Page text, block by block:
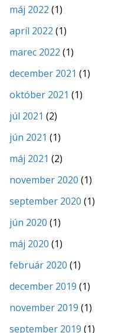
máj 2022 (1)
apríl 2022 (1)
marec 2022 (1)
december 2021 (1)
október 2021 (1)
júl 2021 (2)
jún 2021 (1)
máj 2021 (2)
november 2020 (1)
september 2020 (1)
jún 2020 (1)
máj 2020 (1)
február 2020 (1)
december 2019 (1)
november 2019 (1)
september 2019 (1)